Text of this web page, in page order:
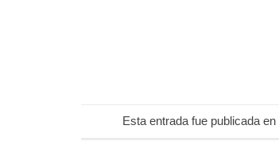
Esta entrada fue publicada en